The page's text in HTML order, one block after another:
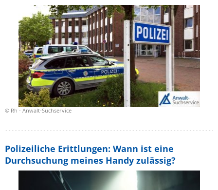
© Rh - Anwalt-Suchservice
Polizeiliche Erittlungen: Wann ist eine
Durchsuchung meines Handy zulässig?